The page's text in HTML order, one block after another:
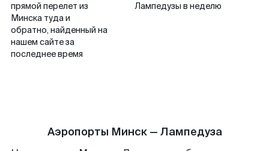
прямой перелет из
Минска туда и
обратно, найденный на
нашем сайте за
последнее время
Лампедузы в неделю
Аэропорты Минск — Лампедуза